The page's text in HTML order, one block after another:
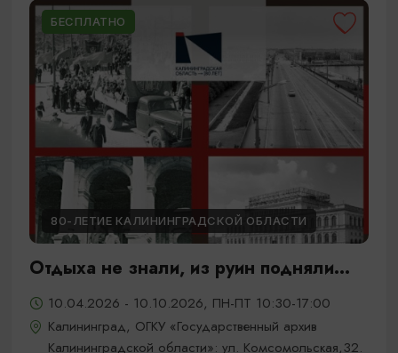
БЕСПЛАТНО
80-ЛЕТИЕ КАЛИНИНГРАДСКОЙ ОБЛАСТИ
Отдыха не знали, из руин подняли...
10.04.2026 - 10.10.2026, ПН-ПТ 10:30-17:00
Калининград, ОГКУ «Государственный архив
Калининградской области»: ул. Комсомольская,32.